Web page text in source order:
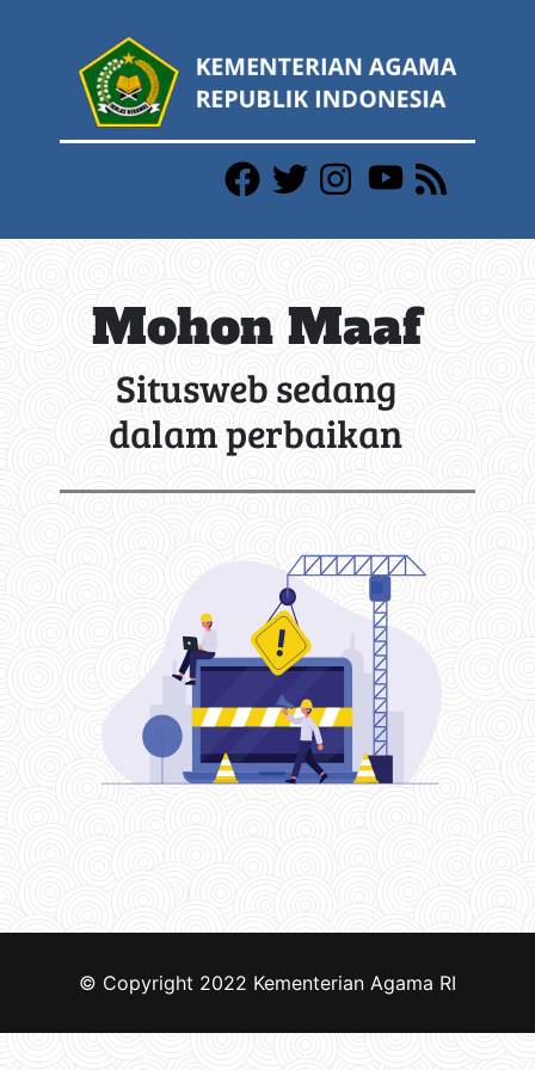
Mohon Maaf
Situsweb sedang
dalam perbaikan
© Copyright 2022 Kementerian Agama RI